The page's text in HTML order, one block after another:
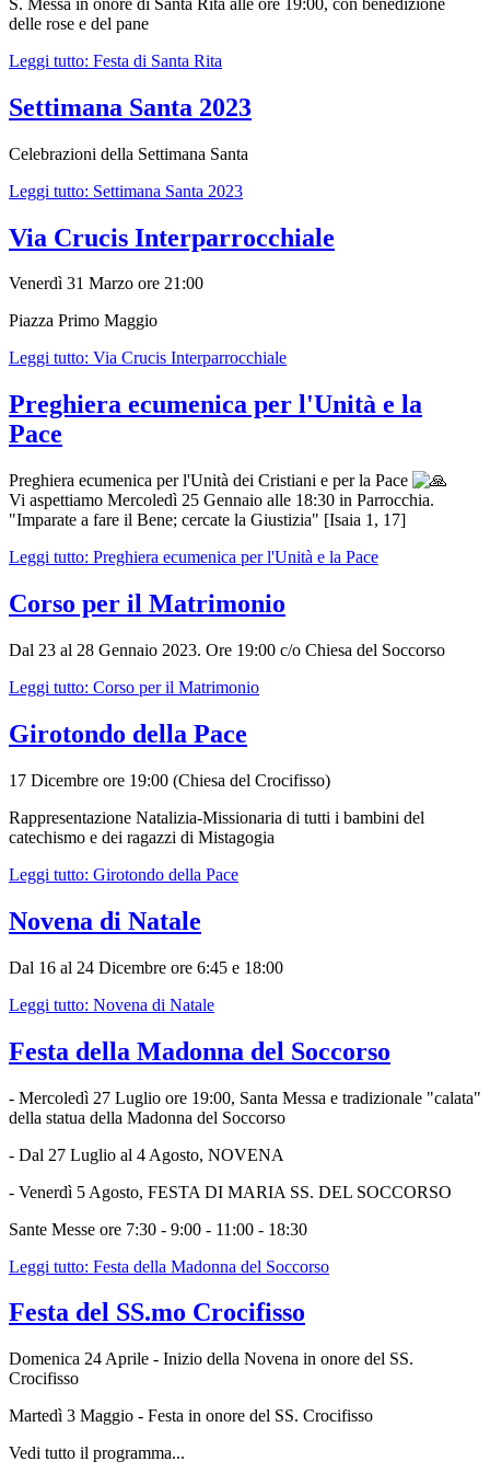
delle rose e del pane
Leggi tutto: Festa di Santa Rita
Settimana Santa 2023
Celebrazioni della Settimana Santa
Leggi tutto: Settimana Santa 2023
Via Crucis Interparrocchiale
Venerdì 31 Marzo ore 21:00
Piazza Primo Maggio
Leggi tutto: Via Crucis Interparrocchiale
Preghiera ecumenica per l'Unità e la
Pace
Preghiera ecumenica per l'Unità dei Cristiani e per la Pace
Vi aspettiamo Mercoledì 25 Gennaio alle 18:30 in Parrocchia.
"Imparate a fare il Bene; cercate la Giustizia" [Isaia 1, 17]
Leggi tutto: Preghiera ecumenica per l'Unità e la Pace
Corso per il Matrimonio
Dal 23 al 28 Gennaio 2023. Ore 19:00 c/o Chiesa del Soccorso
Leggi tutto: Corso per il Matrimonio
Girotondo della Pace
17 Dicembre ore 19:00 (Chiesa del Crocifisso)
Rappresentazione Natalizia-Missionaria di tutti i bambini del
catechismo e dei ragazzi di Mistagogia
Leggi tutto: Girotondo della Pace
Novena di Natale
Dal 16 al 24 Dicembre ore 6:45 e 18:00
Leggi tutto: Novena di Natale
Festa della Madonna del Soccorso
- Mercoledì 27 Luglio ore 19:00, Santa Messa e tradizionale "calata"
della statua della Madonna del Soccorso
- Dal 27 Luglio al 4 Agosto, NOVENA
- Venerdì 5 Agosto, FESTA DI MARIA SS. DEL SOCCORSO
Sante Messe ore 7:30 - 9:00 - 11:00 - 18:30
Leggi tutto: Festa della Madonna del Soccorso
Festa del SS.mo Crocifisso
Domenica 24 Aprile - Inizio della Novena in onore del SS.
Crocifisso
Martedì 3 Maggio - Festa in onore del SS. Crocifisso
Vedi tutto il programma...